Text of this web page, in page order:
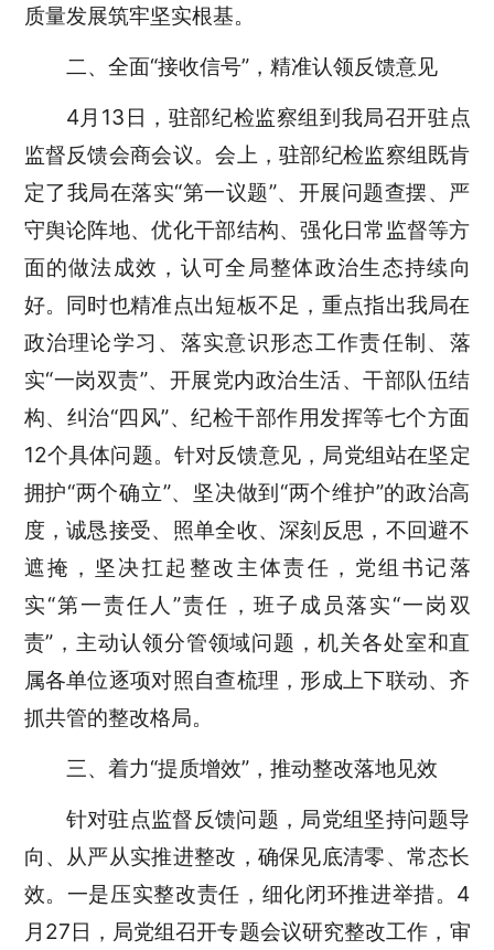
质量发展筑牢坚实根基。
二、全面“接收信号”，精准认领反馈意见
4月13日，驻部纪检监察组到我局召开驻点
监督反馈会商会议。会上，驻部纪检监察组既肯
定了我局在落实“第一议题”、开展问题查摆、严
守舆论阵地、优化干部结构、强化日常监督等方
面的做法成效，认可全局整体政治生态持续向
好。同时也精准点出短板不足，重点指出我局在
政治理论学习、落实意识形态工作责任制、落
实“一岗双责”、开展党内政治生活、干部队伍结
构、纠治“四风”、纪检干部作用发挥等七个方面
12个具体问题。针对反馈意见，局党组站在坚定
拥护“两个确立”、坚决做到“两个维护”的政治高
度，诚恳接受、照单全收、深刻反思，不回避不
遮掩，坚决扛起整改主体责任，党组书记落
实“第一责任人”责任，班子成员落实“一岗双
责”，主动认领分管领域问题，机关各处室和直
属各单位逐项对照自查梳理，形成上下联动、齐
抓共管的整改格局。
三、着力“提质增效”，推动整改落地见效
针对驻点监督反馈问题，局党组坚持问题导
向、从严从实推进整改，确保见底清零、常态长
效。一是压实整改责任，细化闭环推进举措。4
月27日，局党组召开专题会议研究整改工作，审